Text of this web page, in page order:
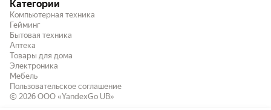
Категории
Компьютерная техника
Гейминг
Бытовая техника
Аптека
Товары для дома
Электроника
Мебель
Пользовательское соглашение
© 2026 ООО «YandexGo UB»